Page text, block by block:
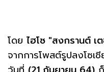
โดย ไฮโซ "สงกรานต์ เ
จากการโพสต์รูปลงโซเ